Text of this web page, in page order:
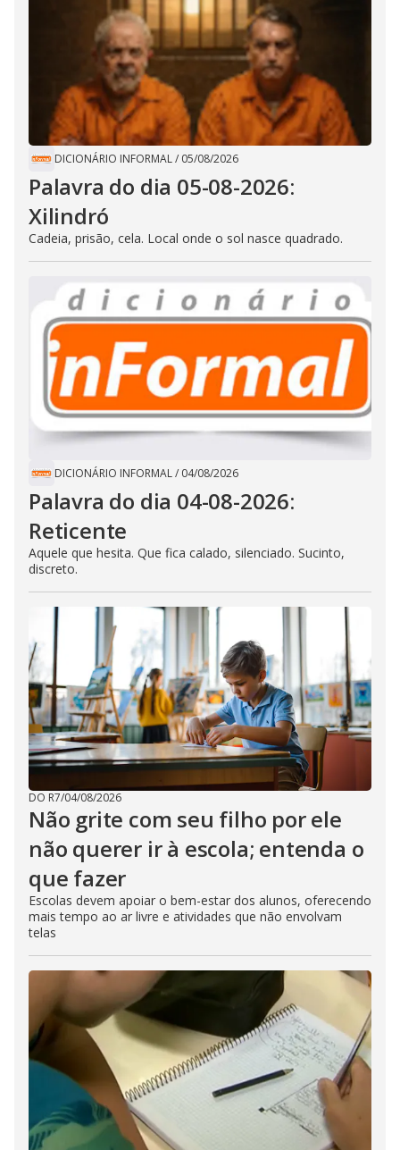
DICIONÁRIO INFORMAL/ 05/08/2026
Palavra do dia 05-08-2026:
Xilindró
Cadeia, prisão, cela. Local onde o sol nasce quadrado.
DICIONÁRIO INFORMAL/ 04/08/2026
Palavra do dia 04-08-2026:
Reticente
Aquele que hesita. Que fica calado, silenciado. Sucinto,
discreto.
DO R7/04/08/2026
Não grite com seu filho por ele
não querer ir à escola; entenda o
que fazer
Escolas devem apoiar o bem-estar dos alunos, oferecendo
mais tempo ao ar livre e atividades que não envolvam
telas